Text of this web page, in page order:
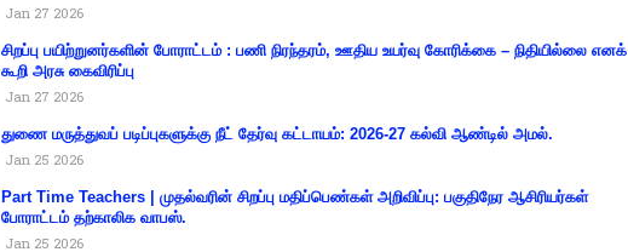
Jan 27 2026
சிறப்பு பயிற்றுனர்களின் போராட்டம் : பணி நிரந்தரம், ஊதிய உயர்வு கோரிக்கை – நிதியில்லை எனக்
கூறி அரசு கைவிரிப்பு
Jan 27 2026
துணை மருத்துவப் படிப்புகளுக்கு நீட் தேர்வு கட்டாயம்: 2026-27 கல்வி ஆண்டில் அமல்.
Jan 25 2026
Part Time Teachers | முதல்வரின் சிறப்பு மதிப்பெண்கள் அறிவிப்பு: பகுதிநேர ஆசிரியர்கள்
போராட்டம் தற்காலிக வாபஸ்.
Jan 25 2026